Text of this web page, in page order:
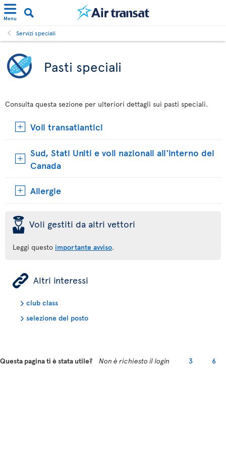
Menu
Servizi speciali
Pasti speciali
Consulta questa sezione per ulteriori dettagli sui pasti speciali.
Voli transatlantici
Sud, Stati Uniti e voli nazionali all'interno del
Canada
Allergie
þ Voli gestiti da altri vettori
Leggi questo importante avviso.
ÿ Altri interessi
club class
selezione del posto
Questa pagina ti è stata utile? Non è richiesto il login 3 6